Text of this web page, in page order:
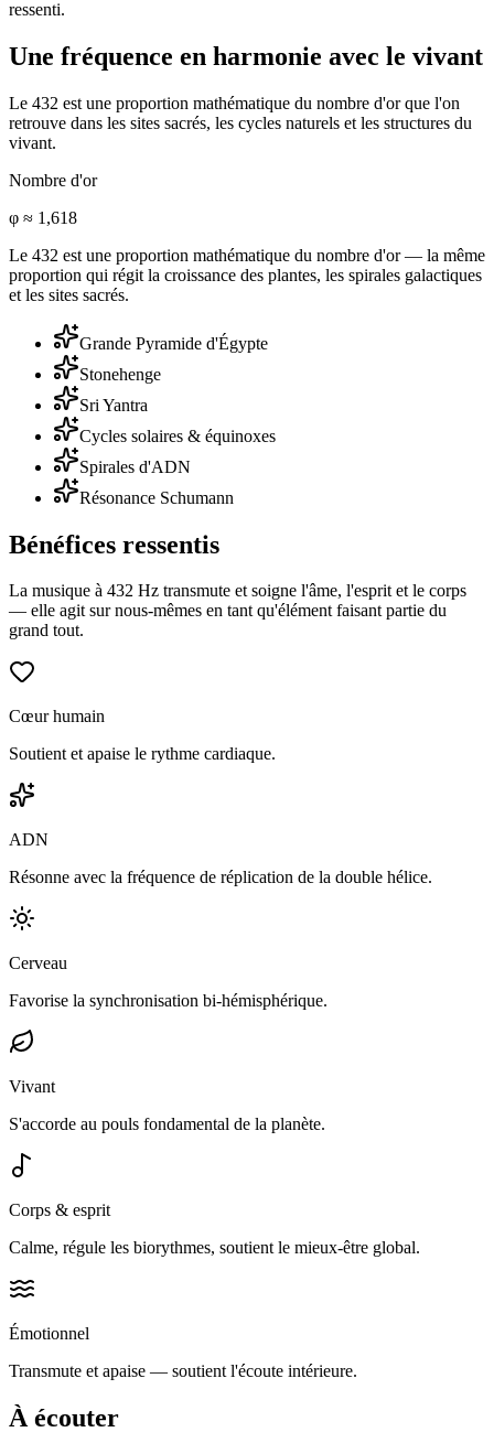
ressenti.
Une fréquence en harmonie avec le vivant
Le 432 est une proportion mathématique du nombre d'or que l'on
retrouve dans les sites sacrés, les cycles naturels et les structures du
vivant.
Nombre d'or
φ ≈ 1,618
Le 432 est une proportion mathématique du nombre d'or — la même
proportion qui régit la croissance des plantes, les spirales galactiques
et les sites sacrés.
Grande Pyramide d'Égypte
Stonehenge
Sri Yantra
Cycles solaires & équinoxes
Spirales d'ADN
Résonance Schumann
Bénéfices ressentis
La musique à 432 Hz transmute et soigne l'âme, l'esprit et le corps
— elle agit sur nous-mêmes en tant qu'élément faisant partie du
grand tout.
Cœur humain
Soutient et apaise le rythme cardiaque.
ADN
Résonne avec la fréquence de réplication de la double hélice.
Cerveau
Favorise la synchronisation bi-hémisphérique.
Vivant
S'accorde au pouls fondamental de la planète.
Corps & esprit
Calme, régule les biorythmes, soutient le mieux-être global.
Émotionnel
Transmute et apaise — soutient l'écoute intérieure.
À écouter